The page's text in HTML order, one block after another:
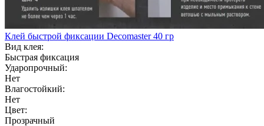
Клей быстрой фиксации Decomaster 40 гр
Вид клея:
Быстрая фиксация
Ударопрочный:
Нет
Влагостойкий:
Нет
Цвет:
Прозрачный